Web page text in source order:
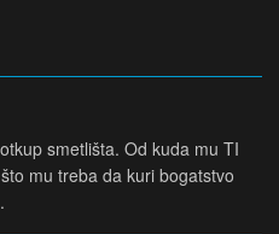
smetlišta. Od kuda mu TI
mu treba da kuri bogatstvo